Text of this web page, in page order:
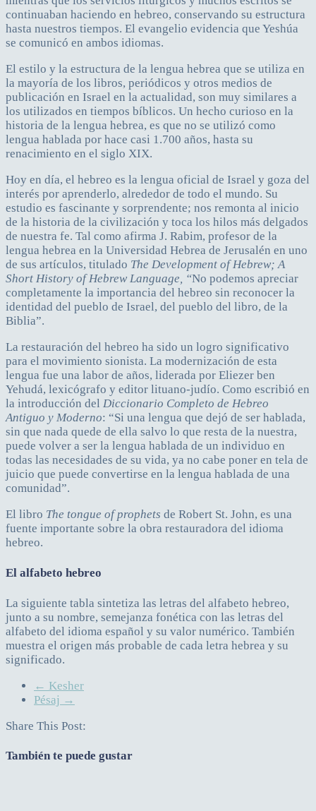
continuaban haciendo en hebreo, conservando su estructura
hasta nuestros tiempos. El evangelio evidencia que Yeshúa
se comunicó en ambos idiomas.
El estilo y la estructura de la lengua hebrea que se utiliza en
la mayoría de los libros, periódicos y otros medios de
publicación en Israel en la actualidad, son muy similares a
los utilizados en tiempos bíblicos. Un hecho curioso en la
historia de la lengua hebrea, es que no se utilizó como
lengua hablada por hace casi 1.700 años, hasta su
renacimiento en el siglo XIX.
Hoy en día, el hebreo es la lengua oficial de Israel y goza del
interés por aprenderlo, alrededor de todo el mundo. Su
estudio es fascinante y sorprendente; nos remonta al inicio
de la historia de la civilización y toca los hilos más delgados
de nuestra fe. Tal como afirma J. Rabim, profesor de la
lengua hebrea en la Universidad Hebrea de Jerusalén en uno
de sus artículos, titulado The Development of Hebrew; A
Short History of Hebrew Language, “No podemos apreciar
completamente la importancia del hebreo sin reconocer la
identidad del pueblo de Israel, del pueblo del libro, de la
Biblia”.
La restauración del hebreo ha sido un logro significativo
para el movimiento sionista. La modernización de esta
lengua fue una labor de años, liderada por Eliezer ben
Yehudá, lexicógrafo y editor lituano-judío. Como escribió en
la introducción del Diccionario Completo de Hebreo
Antiguo y Moderno: “Si una lengua que dejó de ser hablada,
sin que nada quede de ella salvo lo que resta de la nuestra,
puede volver a ser la lengua hablada de un individuo en
todas las necesidades de su vida, ya no cabe poner en tela de
juicio que puede convertirse en la lengua hablada de una
comunidad”.
El libro The tongue of prophets de Robert St. John, es una
fuente importante sobre la obra restauradora del idioma
hebreo.
El alfabeto hebreo
La siguiente tabla sintetiza las letras del alfabeto hebreo,
junto a su nombre, semejanza fonética con las letras del
alfabeto del idioma español y su valor numérico. También
muestra el origen más probable de cada letra hebrea y su
significado.
← Kesher
Pésaj →
Share This Post:
También te puede gustar